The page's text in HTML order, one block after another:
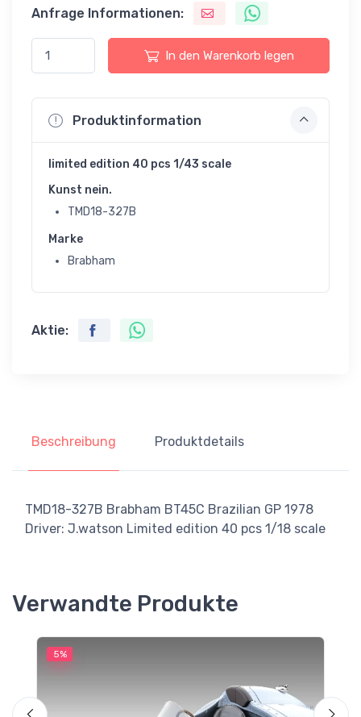
Anfrage Informationen:
In den Warenkorb legen
Produktinformation
limited edition 40 pcs 1/43 scale
Kunst nein.
TMD18-327B
Marke
Brabham
Aktie:
Beschreibung Produktdetails
TMD18-327B Brabham BT45C Brazilian GP 1978
Driver: J.watson Limited edition 40 pcs 1/18 scale
Verwandte Produkte
5%